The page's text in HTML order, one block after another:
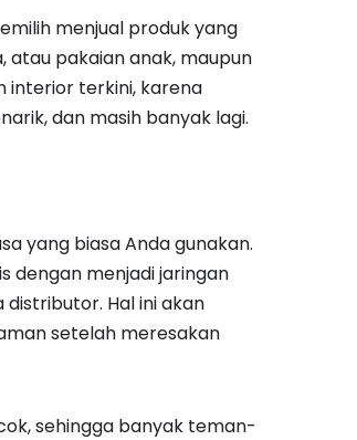
menjual produk yang
atau pakaian anak, maupun
interior terkini, karena
dan masih banyak lagi.
yang biasa Anda gunakan.
dengan menjadi jaringan
Hal ini akan
setelah meresakan
sehingga banyak teman-